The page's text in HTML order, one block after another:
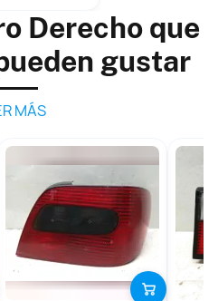
Derecho que
gustar
MÁS